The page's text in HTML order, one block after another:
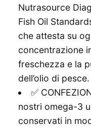
Nutrasource
Fish Oil
che attesta su
concentrazione
freschezza e la
dell’olio di pesce.
✅
nostri omega-3
conservati in